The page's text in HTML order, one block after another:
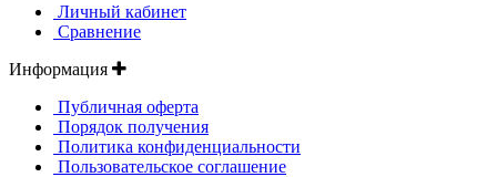
Личный кабинет
Сравнение
Информация
Публичная оферта
Порядок получения
Политика конфиденциальности
Пользовательское соглашение